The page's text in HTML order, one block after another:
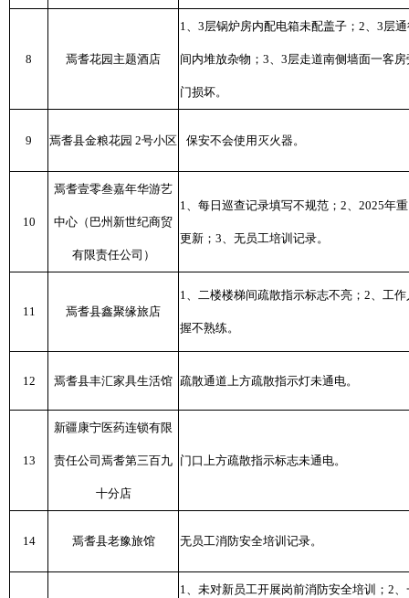
8 焉耆花园主题酒店
1、3层锅炉房内配电箱未配盖子；2、3层
间内堆放杂物；3、3层走道南侧墙面一客
门损坏。
9 焉耆县金粮花园 2号小区 保安不会使用灭火器。
10
焉耆壹零叁嘉年华游艺
中心（巴州新世纪商贸
有限责任公司）
1、每日巡查记录填写不规范；2、2025年
更新；3、无员工培训记录。
11 焉耆县鑫聚缘旅店
1、二楼楼梯间疏散指示标志不亮；2、工
握不熟练。
12 焉耆县丰汇家具生活馆 疏散通道上方疏散指示灯未通电。
13
新疆康宁医药连锁有限
责任公司焉耆第三百九
十分店
门口上方疏散指示标志未通电。
14 焉耆县老豫旅馆 无员工消防安全培训记录。
1、未对新员工开展岗前消防安全培训；2